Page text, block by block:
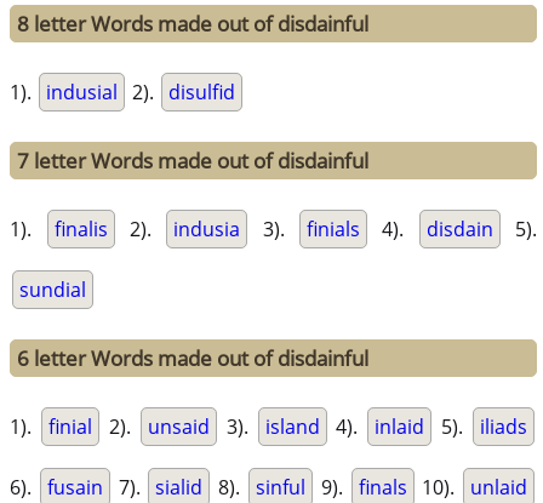
8 letter Words made out of disdainful
1). indusial 2). disulfid
7 letter Words made out of disdainful
1). finalis 2). indusia 3). finials 4). disdain 5).
sundial
6 letter Words made out of disdainful
1). finial 2). unsaid 3). island 4). inlaid 5). iliads
6). fusain 7). sialid 8). sinful 9). finals 10). unlaid